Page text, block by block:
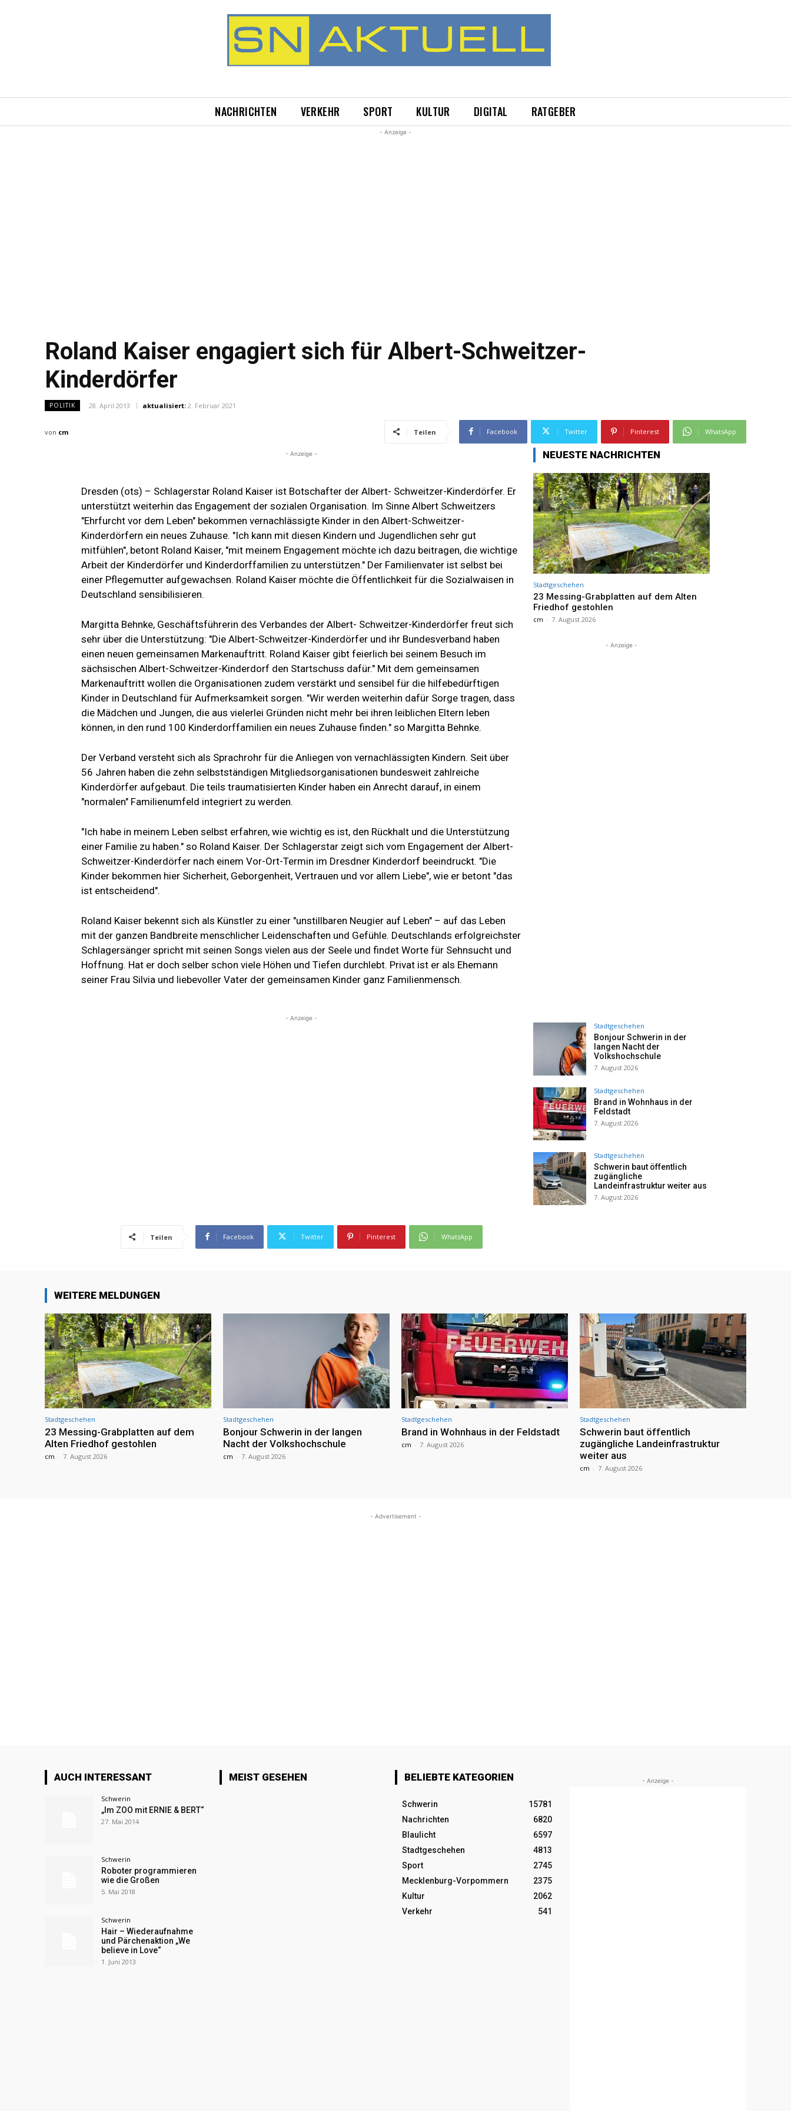
NACHRICHTEN VERKEHR SPORT KULTUR DIGITAL RATGEBER
- Anzeige -
Roland Kaiser engagiert sich für Albert-Schweitzer-
Kinderdörfer
POLITIK 28. April 2013 aktualisiert: 2. Februar 2021
von cm Teilen Facebook Twitter Pinterest WhatsApp
- Anzeige -
Dresden (ots) – Schlagerstar Roland Kaiser ist Botschafter der Albert- Schweitzer-Kinderdörfer. Er
unterstützt weiterhin das Engagement der sozialen Organisation. Im Sinne Albert Schweitzers
"Ehrfurcht vor dem Leben" bekommen vernachlässigte Kinder in den Albert-Schweitzer-
Kinderdörfern ein neues Zuhause. "Ich kann mit diesen Kindern und Jugendlichen sehr gut
mitfühlen", betont Roland Kaiser, "mit meinem Engagement möchte ich dazu beitragen, die wichtige
Arbeit der Kinderdörfer und Kinderdorffamilien zu unterstützen." Der Familienvater ist selbst bei
einer Pflegemutter aufgewachsen. Roland Kaiser möchte die Öffentlichkeit für die Sozialwaisen in
Deutschland sensibilisieren.
Margitta Behnke, Geschäftsführerin des Verbandes der Albert- Schweitzer-Kinderdörfer freut sich
sehr über die Unterstützung: "Die Albert-Schweitzer-Kinderdörfer und ihr Bundesverband haben
einen neuen gemeinsamen Markenauftritt. Roland Kaiser gibt feierlich bei seinem Besuch im
sächsischen Albert-Schweitzer-Kinderdorf den Startschuss dafür." Mit dem gemeinsamen
Markenauftritt wollen die Organisationen zudem verstärkt und sensibel für die hilfebedürftigen
Kinder in Deutschland für Aufmerksamkeit sorgen. "Wir werden weiterhin dafür Sorge tragen, dass
die Mädchen und Jungen, die aus vielerlei Gründen nicht mehr bei ihren leiblichen Eltern leben
können, in den rund 100 Kinderdorffamilien ein neues Zuhause finden." so Margitta Behnke.
Der Verband versteht sich als Sprachrohr für die Anliegen von vernachlässigten Kindern. Seit über
56 Jahren haben die zehn selbstständigen Mitgliedsorganisationen bundesweit zahlreiche
Kinderdörfer aufgebaut. Die teils traumatisierten Kinder haben ein Anrecht darauf, in einem
"normalen" Familienumfeld integriert zu werden.
"Ich habe in meinem Leben selbst erfahren, wie wichtig es ist, den Rückhalt und die Unterstützung
einer Familie zu haben." so Roland Kaiser. Der Schlagerstar zeigt sich vom Engagement der Albert-
Schweitzer-Kinderdörfer nach einem Vor-Ort-Termin im Dresdner Kinderdorf beeindruckt. "Die
Kinder bekommen hier Sicherheit, Geborgenheit, Vertrauen und vor allem Liebe", wie er betont "das
ist entscheidend".
Roland Kaiser bekennt sich als Künstler zu einer "unstillbaren Neugier auf Leben" – auf das Leben
mit der ganzen Bandbreite menschlicher Leidenschaften und Gefühle. Deutschlands erfolgreichster
Schlagersänger spricht mit seinen Songs vielen aus der Seele und findet Worte für Sehnsucht und
Hoffnung. Hat er doch selber schon viele Höhen und Tiefen durchlebt. Privat ist er als Ehemann
seiner Frau Silvia und liebevoller Vater der gemeinsamen Kinder ganz Familienmensch.
- Anzeige -
Teilen Facebook Twitter Pinterest WhatsApp
NEUESTE NACHRICHTEN
Stadtgeschehen
23 Messing-Grabplatten auf dem Alten
Friedhof gestohlen
cm - 7. August 2026
- Anzeige -
Stadtgeschehen
Bonjour Schwerin in der
langen Nacht der
Volkshochschule
7. August 2026
Stadtgeschehen
Brand in Wohnhaus in der
Feldstadt
7. August 2026
Stadtgeschehen
Schwerin baut öffentlich
zugängliche
Landeinfrastruktur weiter aus
7. August 2026
WEITERE MELDUNGEN
Stadtgeschehen
23 Messing-Grabplatten auf dem
Alten Friedhof gestohlen
cm - 7. August 2026
Stadtgeschehen
Bonjour Schwerin in der langen
Nacht der Volkshochschule
cm - 7. August 2026
Stadtgeschehen
Brand in Wohnhaus in der Feldstadt
cm - 7. August 2026
Stadtgeschehen
Schwerin baut öffentlich
zugängliche Landeinfrastruktur
weiter aus
cm - 7. August 2026
- Advertisement -
AUCH INTERESSANT
Schwerin
„Im ZOO mit ERNIE & BERT“
27. Mai 2014
Schwerin
Roboter programmieren
wie die Großen
5. Mai 2018
Schwerin
Hair – Wiederaufnahme
und Pärchenaktion „We
believe in Love“
1. Juni 2013
MEIST GESEHEN BELIEBTE KATEGORIEN
Schwerin
15781
Nachrichten
6820
Blaulicht
6597
Stadtgeschehen
4813
Sport
2745
Mecklenburg-Vorpommern
2375
Kultur
2062
Verkehr
541
- Anzeige -